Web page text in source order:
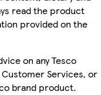
read the product
provided on the
on any Tesco
Services, or
brand product.